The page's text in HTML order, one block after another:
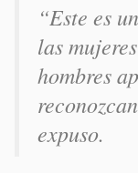
“Este es
las
hombres
expuso.